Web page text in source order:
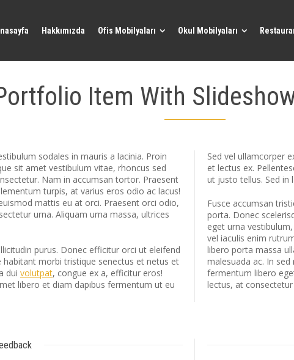
Hakkımızda Ofis Mobilyaları Okul Mobilyaları
Item With
sodales in mauris a lacinia. Proin
sit amet vestibulum vitae, rhoncus sed
Nam in accumsan tortor. Praesent
turpis, at varius eros odio ac lacus!
mattis eu at orci. Praesent orci odio,
urna. Aliquam urna massa, ultrices
purus. Donec efficitur orci ut eleifend
habitant morbi tristique senectus et netus et
dui volutpat, congue ex a, efficitur eros!
libero et diam dapibus fermentum ut eu
Sed vel ullamcorper
et lectus ex.
ut justo tellus. Sed in
Fusce accumsan
porta. Donec
eget urna
vel iaculis enim
libero porta massa
malesuada ac. In
fermentum libero
lectus, at